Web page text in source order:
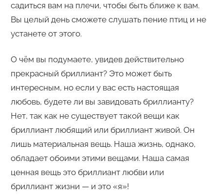
садиться вам на плечи, чтобы быть ближе к вам.
Вы целый день сможете слушать пение птиц и не
устанете от этого.
О чём вы подумаете, увидев действительно
прекрасный бриллиант? Это может быть
интересным, но если у вас есть настоящая
любовь, будете ли вы завидовать бриллианту?
Нет, так как не существует такой вещи как
бриллиант любящий или бриллиант живой. Он
лишь материальная вещь. Наша жизнь, однако,
обладает обоими этими вещами. Наша самая
ценная вещь это бриллиант любви или
бриллиант жизни — и это «я»!